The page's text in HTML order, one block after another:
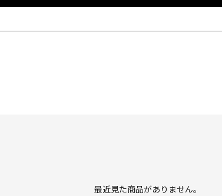
最近見た商品がありません。